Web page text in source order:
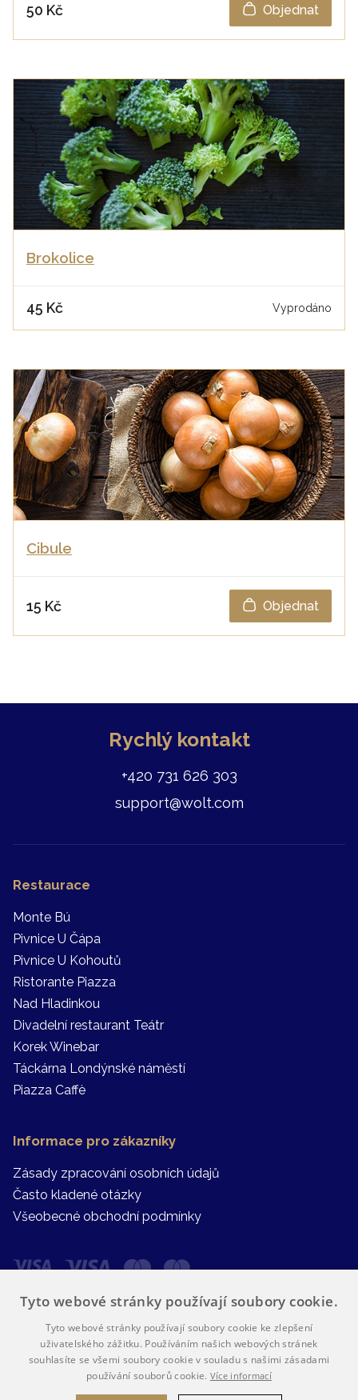
50 Kč Objednat
Brokolice
45 Kč Vyprodáno
Cibule
15 Kč Objednat
Rychlý kontakt
+420 731 626 303
support@wolt.com
Restaurace
Monte Bú
Pivnice U Čápa
Pivnice U Kohoutů
Ristorante Piazza
Nad Hladinkou
Divadelní restaurant Teátr
Korek Winebar
Táckárna Londýnské náměstí
Piazza Caffè
Informace pro zákazníky
Zásady zpracování osobních údajů
Často kladené otázky
Všeobecné obchodní podmínky
Tyto webové stránky používají soubory cookie.
Tyto webové stránky používají soubory cookie ke zlepšení
uživatelského zážitku. Používáním našich webových stránek
souhlasíte se všemi soubory cookie v souladu s našimi zásadami
používání souborů cookie. Více informací